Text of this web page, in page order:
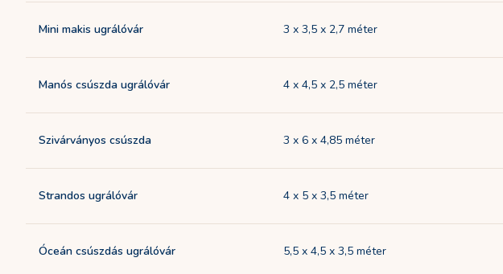
Mini makis ugrálóvár 3 x 3,5 x 2,7 méter
Manós csúszda ugrálóvár 4 x 4,5 x 2,5 méter
Szivárványos csúszda 3 x 6 x 4,85 méter
Strandos ugrálóvár 4 x 5 x 3,5 méter
Óceán csúszdás ugrálóvár 5,5 x 4,5 x 3,5 méter